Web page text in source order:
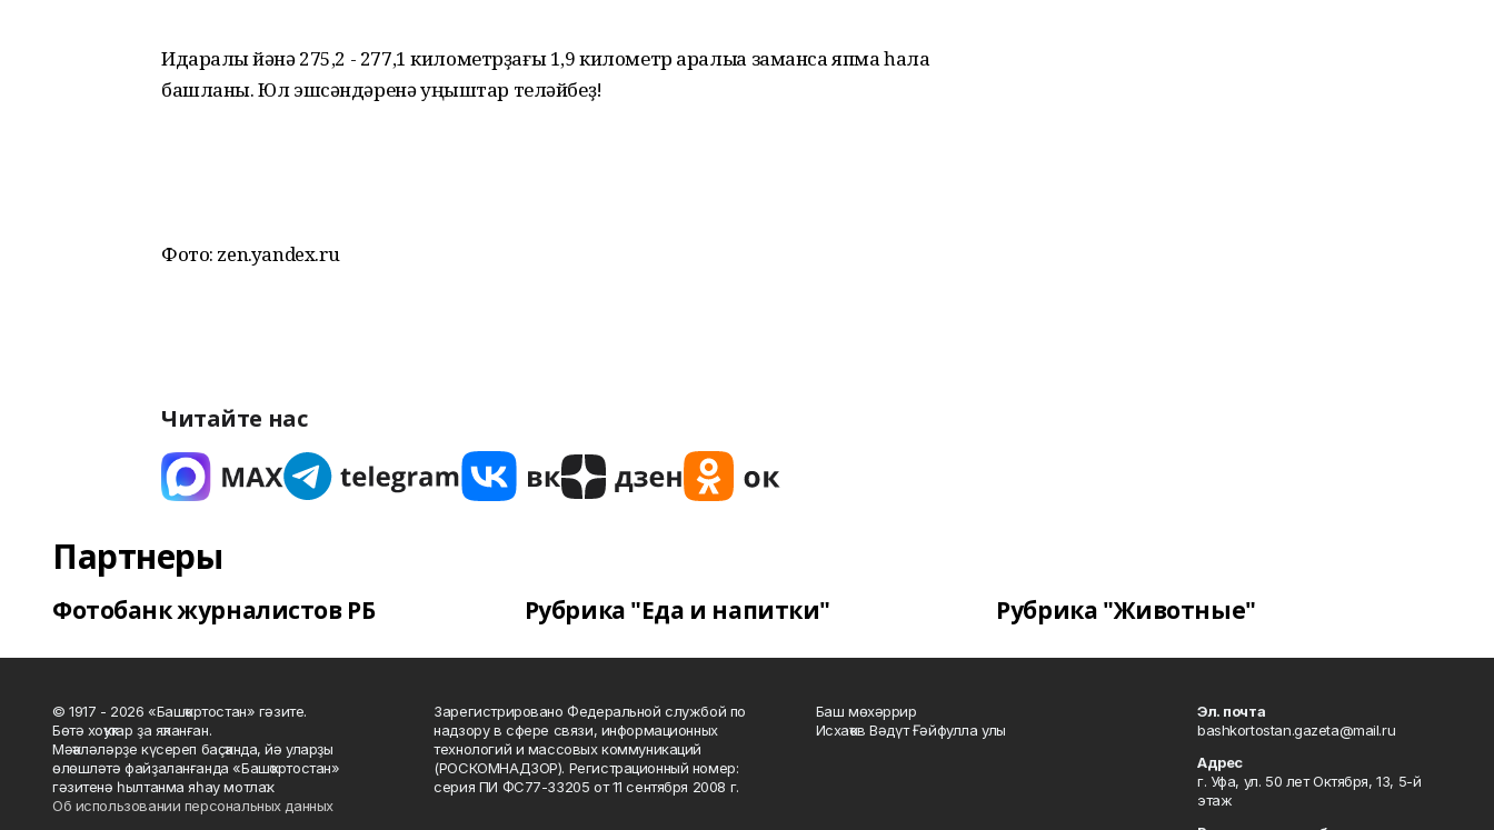
Идаралыҡ йәнә 275,2 - 277,1 километрҙағы 1,9 километр аралыҡҡа заманса япма һала
башланы. Юл эшсәндәренә уңыштар теләйбеҙ!
Фото: zen.yandex.ru
Читайте нас
Партнеры
Фотобанк журналистов РБ Рубрика "Еда и напитки" Рубрика "Животные"
© 1917 - 2026 «Башҡортостан» гәзите.
Бөтә хоҡуҡтар ҙа яҡланған.
Мәҡәләләрҙе күсереп баҫҡанда, йә уларҙы
өлөшләтә файҙаланғанда «Башҡортостан»
гәзитенә һылтанма яһау мотлаҡ.
Об использовании персональных данных
Зарегистрировано Федеральной службой по
надзору в сфере связи, информационных
технологий и массовых коммуникаций
(РОСКОМНАДЗОР). Регистрационный номер:
серия ПИ ФС77-33205 от 11 сентября 2008 г.
Баш мөхәррир
Исхаҡов Вәдүт Ғәйфулла улы
Эл. почта
bashkortostan.gazeta@mail.ru
Адрес
г. Уфа, ул. 50 лет Октября, 13, 5-й
этаж